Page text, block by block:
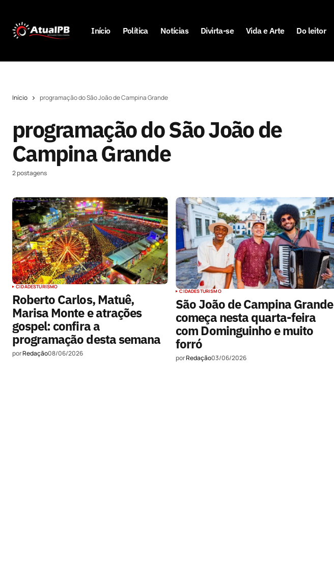
Início Política Notícias Divirta-se Vida e Arte Do leitor
Início programação do São João de Campina Grande
programação do São João de
Campina Grande
2 postagens
CIDADESTURISMO
Roberto Carlos, Matuê,
Marisa Monte e atrações
gospel: confira a
programação desta semana
porRedação08/06/2026
CIDADESTURISMO
São João de Campina Grande
começa nesta quarta-feira
com Dominguinho e muito
forró
porRedação03/06/2026